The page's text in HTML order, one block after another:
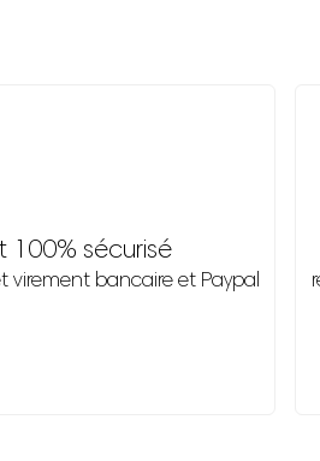
100% sécurisé
virement bancaire et Paypal